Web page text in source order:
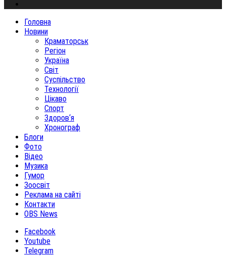
Головна
Новини
Краматорськ
Регіон
Україна
Світ
Суспільство
Технології
Цікаво
Спорт
Здоров‘я
Хронограф
Блоги
Фото
Відео
Музика
Гумор
Зоосвіт
Реклама на сайті
Контакти
OBS News
Facebook
Youtube
Telegram